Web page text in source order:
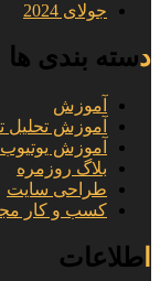
جولای 2024
دسته بندی ها
آموزش
آموزش تحلیل
آموزش یوتیوب
بلاگ روزمره
طراحی سایت
کسب و کار
اطلاعات